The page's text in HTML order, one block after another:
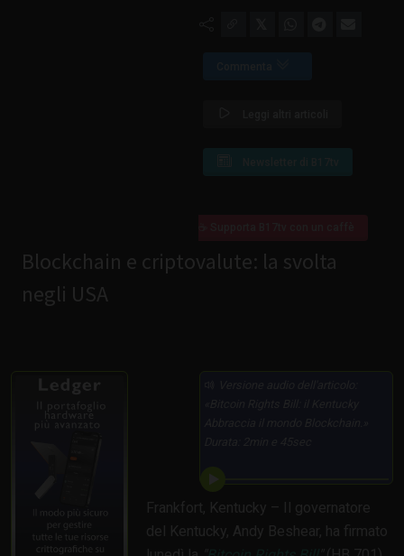
Blockchain e criptovalute: la svolta
negli USA
Frankfort, Kentucky – Il governatore
del Kentucky, Andy Beshear, ha firmato